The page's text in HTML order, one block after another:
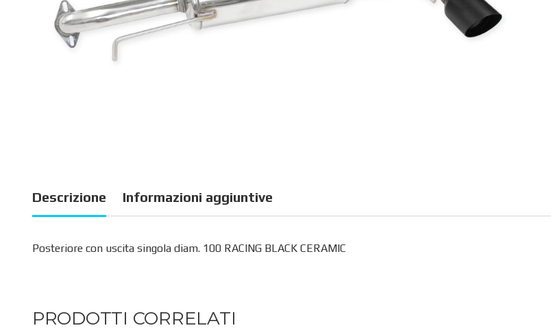
Descrizione Informazioni aggiuntive
Posteriore con uscita singola diam. 100 RACING BLACK CERAMIC
PRODOTTI CORRELATI